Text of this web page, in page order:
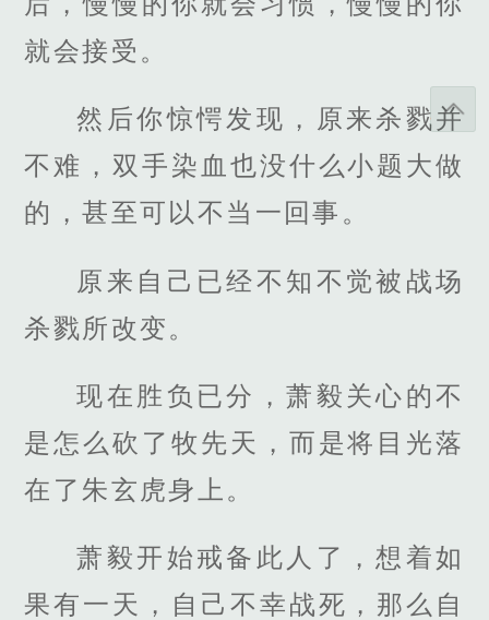
就会接受。
然后你惊愕发现，原来杀戮并
不难，双手染血也没什么小题大做
的，甚至可以不当一回事。
原来自己已经不知不觉被战场
杀戮所改变。
现在胜负已分，萧毅关心的不
是怎么砍了牧先天，而是将目光落
在了朱玄虎身上。
萧毅开始戒备此人了，想着如
果有一天，自己不幸战死，那么自